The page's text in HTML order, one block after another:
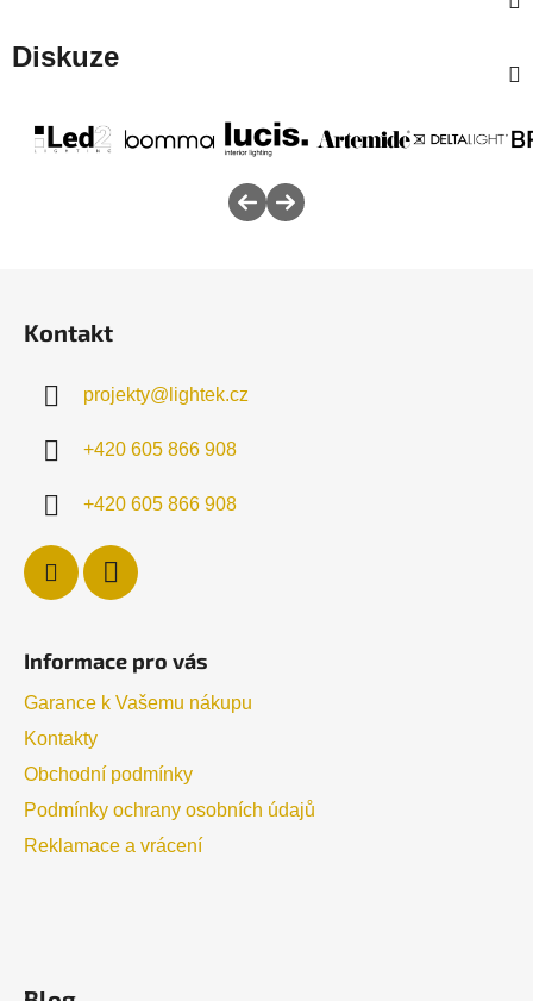
Diskuze
Kontakt
projekty@ lightek.cz
+420 605 866 908
+420 605 866 908
Informace pro vás
Garance k Vašemu nákupu
Kontakty
Obchodní podmínky
Podmínky ochrany osobních údajů
Reklamace a vrácení